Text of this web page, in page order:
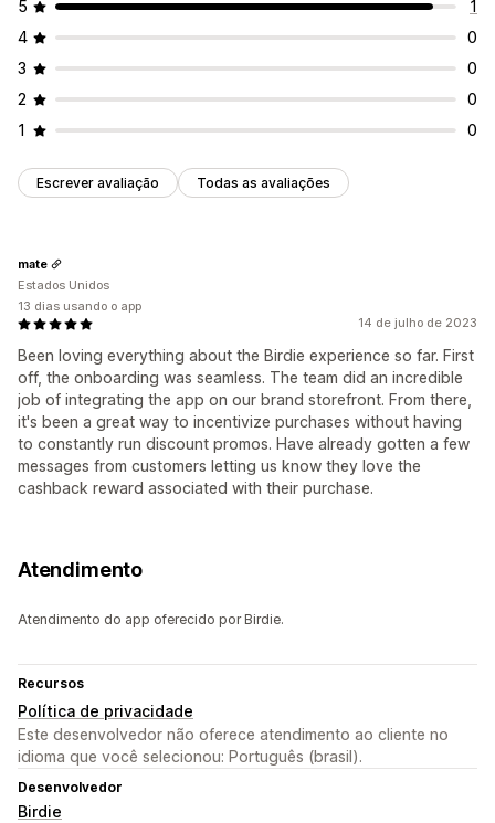
5
1
4
0
3
0
2
0
1
0
Escrever avaliação Todas as avaliações
14 de julho de 2023
Been loving everything about the Birdie experience so far. First
off, the onboarding was seamless. The team did an incredible
job of integrating the app on our brand storefront. From there,
it's been a great way to incentivize purchases without having
to constantly run discount promos. Have already gotten a few
messages from customers letting us know they love the
cashback reward associated with their purchase.
mate
Estados Unidos
13 dias usando o app
Atendimento
Atendimento do app oferecido por Birdie.
Recursos
Política de privacidade
Este desenvolvedor não oferece atendimento ao cliente no
idioma que você selecionou: Português (brasil).
Desenvolvedor
Birdie